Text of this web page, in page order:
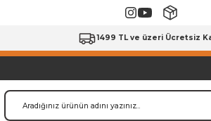
1499 TL ve üzeri Ücretsiz